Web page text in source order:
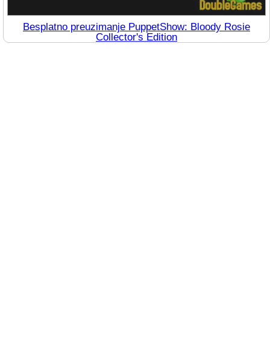
Besplatno preuzimanje PuppetShow: Bloody Rosie
Collector's Edition